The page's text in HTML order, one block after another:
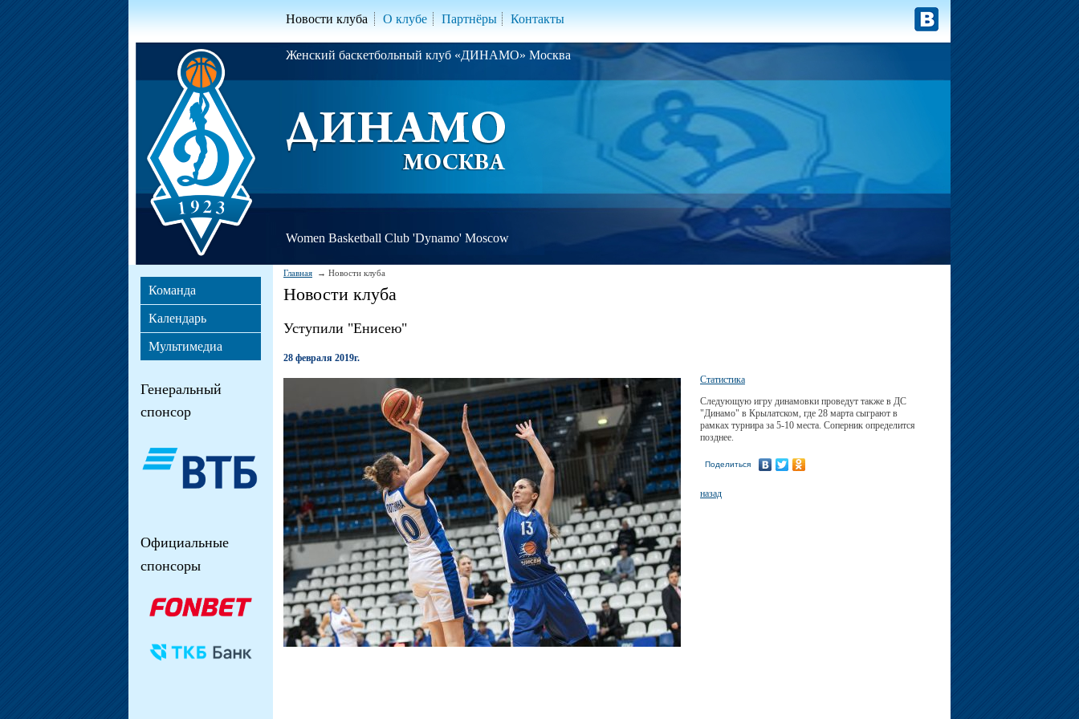
Новости клуба О клубе Партнёры Контакты
Женский баскетбольный клуб «ДИНАМО» Москва
Women Basketball Club 'Dynamo' Moscow
Главная Новости клуба
Новости клуба
Уступили "Енисею"
28 февраля 2019г.
Статистика
Следующую игру динамовки проведут также в ДС
"Динамо" в Крылатском, где 28 марта сыграют в
рамках турнира за 5-10 места. Соперник определится
позднее.
Поделиться
назад
Команда
Календарь
Мультимедиа
Генеральный
спонсор
Официальные
спонсоры